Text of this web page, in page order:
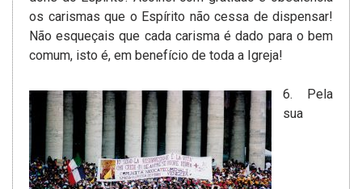
os carismas que o Espírito não cessa de dispensar!
Não esqueçais que cada carisma é dado para o bem
comum, isto é, em benefício de toda a Igreja!
6. Pela
sua